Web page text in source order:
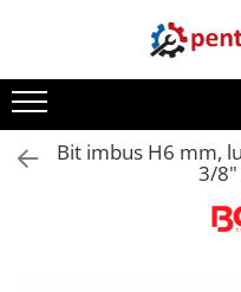
Toate Produsele
Scule Speciale
Scule pentru Motociclete
Bit imbus H6 mm,
3/8"